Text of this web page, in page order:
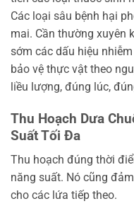
Các loại sâu bệnh hại
mai. Cần thường xuyên
sớm các dấu hiệu
bảo vệ thực vật theo
liều lượng, đúng lúc,
Thu Hoạch Dưa
Suất Tối Đa
Thu hoạch đúng thời
năng suất. Nó cũng
cho các lứa tiếp theo.